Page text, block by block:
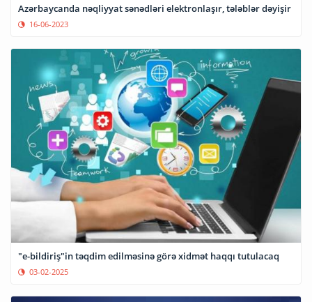
Azərbaycanda nəqliyyat sənədləri elektronlaşır, tələblər dəyişir
16-06-2023
"e-bildiriş"in təqdim edilməsinə görə xidmət haqqı tutulacaq
03-02-2025